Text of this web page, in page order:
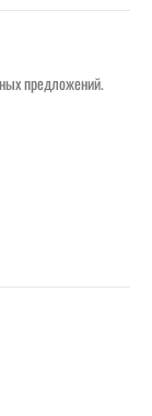
предложений.